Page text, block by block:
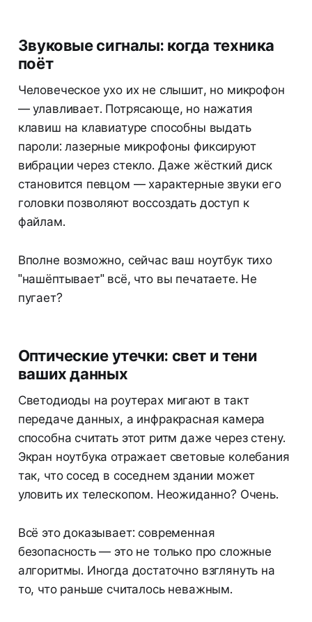
Звуковые сигналы: когда техника
поёт
Человеческое ухо их не слышит, но микрофон
— улавливает. Потрясающе, но нажатия
клавиш на клавиатуре способны выдать
пароли: лазерные микрофоны фиксируют
вибрации через стекло. Даже жёсткий диск
становится певцом — характерные звуки его
головки позволяют воссоздать доступ к
файлам.
Вполне возможно, сейчас ваш ноутбук тихо
"нашёптывает" всё, что вы печатаете. Не
пугает?
Оптические утечки: свет и тени
ваших данных
Светодиоды на роутерах мигают в такт
передаче данных, а инфракрасная камера
способна считать этот ритм даже через стену.
Экран ноутбука отражает световые колебания
так, что сосед в соседнем здании может
уловить их телескопом. Неожиданно? Очень.
Всё это доказывает: современная
безопасность — это не только про сложные
алгоритмы. Иногда достаточно взглянуть на
то, что раньше считалось неважным.